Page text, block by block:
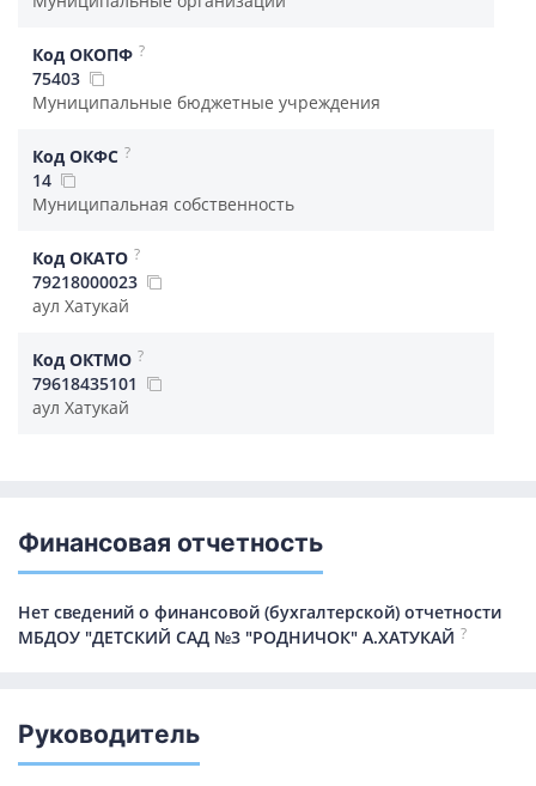
Код ОКОПФ ?
75403
Муниципальные бюджетные учреждения
Код ОКФС ?
14
Муниципальная собственность
Код ОКАТО ?
79218000023
аул Хатукай
Код ОКТМО ?
79618435101
аул Хатукай
Финансовая отчетность
Нет сведений о финансовой (бухгалтерской) отчетности
МБДОУ "ДЕТСКИЙ САД №3 "РОДНИЧОК" А.ХАТУКАЙ ?
Руководитель